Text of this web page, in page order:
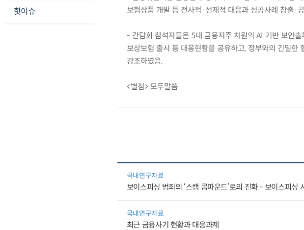
핫이슈
보험상품 개발 등 전사적·선제적 대응과 성공사례 창출·
- 간담회 참석자들은 5대 금융지주 차원의 AI 기반 보안
보상보험 출시 등 대응현황을 공유하고, 정부와의 긴밀
강조하였음.
<별첨> 모두말씀
국내연구자료
보이스피싱 범죄의 ‘스캠 콤파운드’로의 진화 - 보이스피
국내연구자료
최근 금융사기 현황과 대응과제